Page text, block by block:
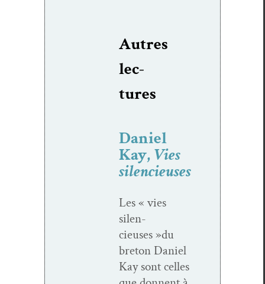
Autres
lec­
tures
Daniel
Kay,Vies
silencieuses
Les « vies
silen­
cieuses »du
bre­ton Daniel
Kay sont celles